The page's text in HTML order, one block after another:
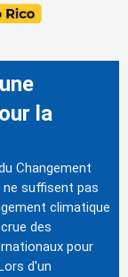
la
Changement
suffisent pas
climatique
des
pour
d'un